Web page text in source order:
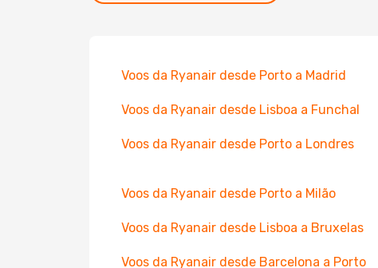
Voos da Ryanair desde Porto a Madrid
Voos da Ryanair desde Lisboa a Funchal
Voos da Ryanair desde Porto a Londres
Voos da Ryanair desde Porto a Milão
Voos da Ryanair desde Lisboa a Bruxelas
Voos da Ryanair desde Barcelona a Porto